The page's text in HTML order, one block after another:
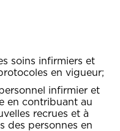
soins infirmiers et
en vigueur;
infirmier et
en contribuant au
recrues et à
des personnes en